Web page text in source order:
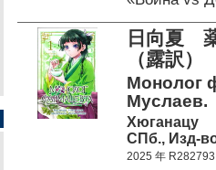
日向夏
（露訳）
Монолог
Муслаев.
Хюганацу
СПб., Изд-
2025 年 R282793